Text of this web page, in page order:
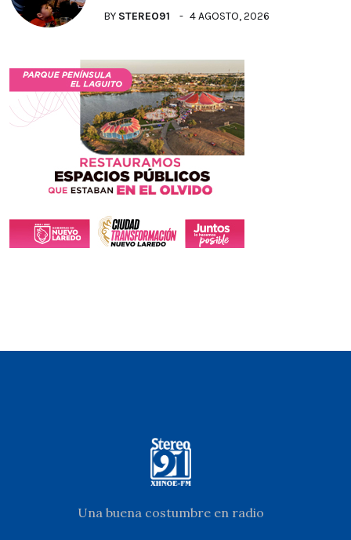
BY STEREO91 4 AGOSTO, 2026
Una buena costumbre en radio